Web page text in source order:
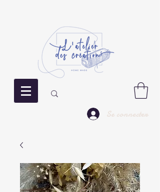
Se connecter